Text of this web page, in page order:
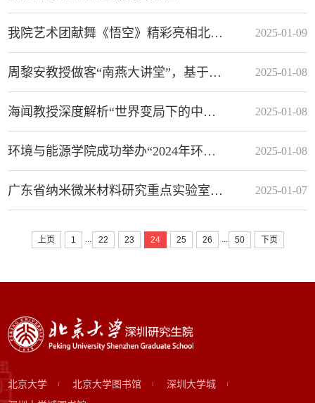
我院艺术团献舞《悟空》精彩亮相北京大学2025年新年联欢晚会 2025-01-09
周黎安教授做客“南燕大讲堂”，基于地区竞争视角讲解中国特色政商关系 2025-01-08
海闻教授深度解析“世界变局下的中国经济” 2025-01-08
环境与能源学院成功举办“2024年环境与能源学院学科发展总结与规划会议” 2025-01-08
广东省纳米微米材料研究重点实验室第四届学术委员会第一次会议在北大深研院举行 2025-01-07
上页 1 ... 22 23 24 25 26 ... 50 下页
北京大学 北京大学图书馆
深圳大学城